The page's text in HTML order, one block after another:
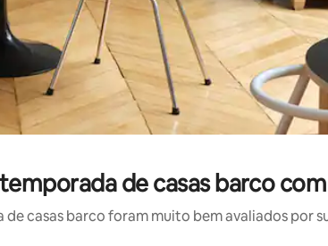
de casas barco
casas barco foram muito bem avaliados por